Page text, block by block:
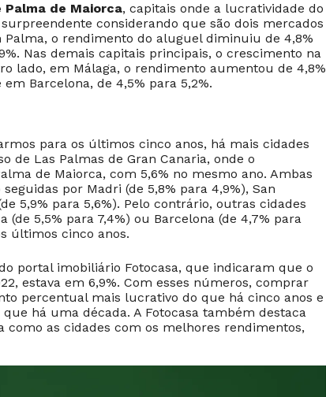
Palma de Maiorca, capitais onde a lucratividade do
considerando que são dois mercados
o rendimento do aluguel diminuiu de 4,8%
Nas demais capitais principais, o crescimento na
lado, em Málaga, o rendimento aumentou de 4,8%
Barcelona, de 4,5% para 5,2%.
para os últimos cinco anos, há mais cidades
de Las Palmas de Gran Canaria, onde o
de Maiorca, com 5,6% no mesmo ano. Ambas
por Madri (de 5,8% para 4,9%), San
5,9% para 5,6%). Pelo contrário, outras cidades
(de 5,5% para 7,4%) ou Barcelona (de 4,7% para
últimos cinco anos.
portal imobiliário Fotocasa, que indicaram que o
estava em 6,9%. Com esses números, comprar
percentual mais lucrativo do que há cinco anos e
há uma década. A Fotocasa também destaca
como as cidades com os melhores rendimentos,